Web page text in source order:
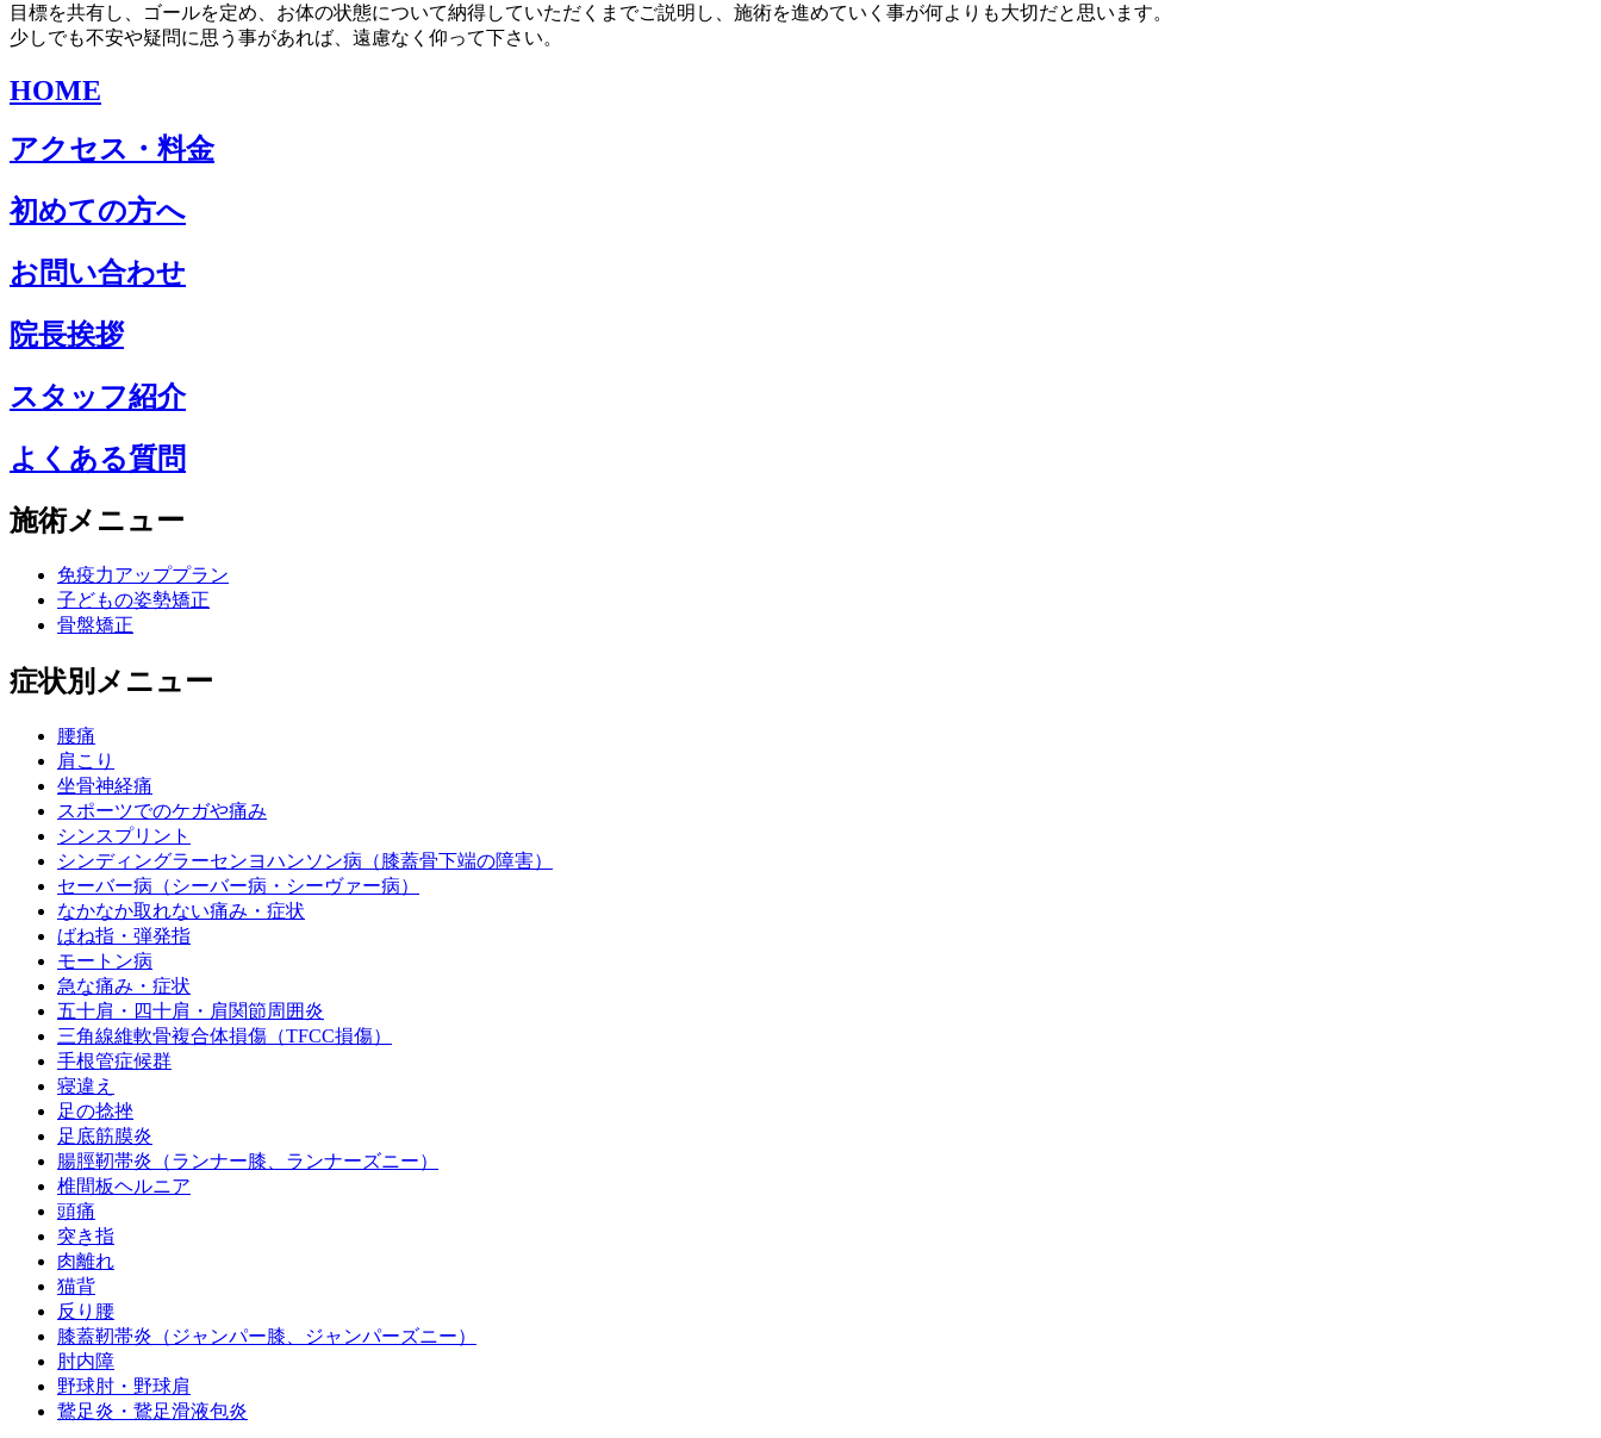
目標を共有し、ゴールを定め、お体の状態について納得していただくまでご説明し、施術を進めていく事が何よりも大切だと思います。
少しでも不安や疑問に思う事があれば、遠慮なく仰って下さい。
HOME
アクセス・料金
初めての方へ
お問い合わせ
院長挨拶
スタッフ紹介
よくある質問
施術メニュー
免疫力アッププラン
子どもの姿勢矯正
骨盤矯正
症状別メニュー
腰痛
肩こり
坐骨神経痛
スポーツでのケガや痛み
シンスプリント
シンディングラーセンヨハンソン病（膝蓋骨下端の障害）
セーバー病（シーバー病・シーヴァー病）
なかなか取れない痛み・症状
ばね指・弾発指
モートン病
急な痛み・症状
五十肩・四十肩・肩関節周囲炎
三角線維軟骨複合体損傷（TFCC損傷）
手根管症候群
寝違え
足の捻挫
足底筋膜炎
腸脛靭帯炎（ランナー膝、ランナーズニー）
椎間板ヘルニア
頭痛
突き指
肉離れ
猫背
反り腰
膝蓋靭帯炎（ジャンパー膝、ジャンパーズニー）
肘内障
野球肘・野球肩
鵞足炎・鵞足滑液包炎